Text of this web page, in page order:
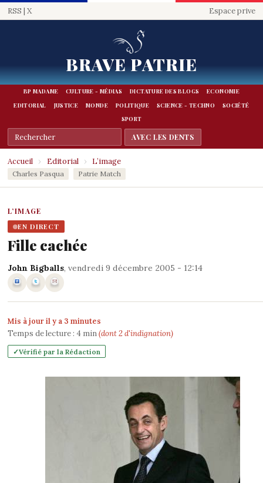
RSS | X Espace prive
BRAVE PATRIE
BP MADAME CULTURE - MÉDIAS DICTATURE DES BLOGS
ECONOMIE
EDITORIAL
JUSTICE MONDE POLITIQUE SCIENCE - TECHNO
SOCIÉTÉ
SPORT
Accueil › Editorial › L’image
Charles Pasqua Patrie Match
L’IMAGE
EN DIRECT
Fille cachée
John Bigballs, vendredi 9 décembre 2005 - 12:14
Mis à jour il y a 3 minutes
Temps de lecture : 4min(dont 2 d'indignation)
Vérifié par la Rédaction